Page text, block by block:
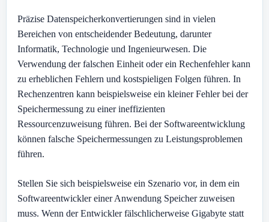
Präzise Datenspeicherkonvertierungen sind in vielen
Bereichen von entscheidender Bedeutung, darunter
Informatik, Technologie und Ingenieurwesen. Die
Verwendung der falschen Einheit oder ein Rechenfehler kann
zu erheblichen Fehlern und kostspieligen Folgen führen. In
Rechenzentren kann beispielsweise ein kleiner Fehler bei der
Speichermessung zu einer ineffizienten
Ressourcenzuweisung führen. Bei der Softwareentwicklung
können falsche Speichermessungen zu Leistungsproblemen
führen.
Stellen Sie sich beispielsweise ein Szenario vor, in dem ein
Softwareentwickler einer Anwendung Speicher zuweisen
muss. Wenn der Entwickler fälschlicherweise Gigabyte statt